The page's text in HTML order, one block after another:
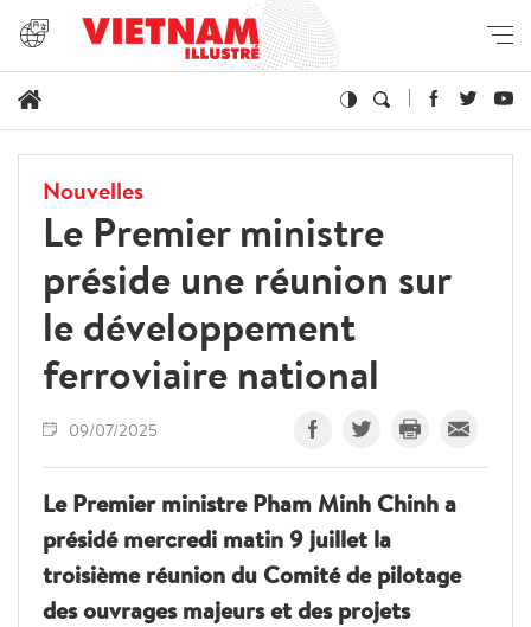
Nouvelles
Le Premier ministre
préside une réunion sur
le développement
ferroviaire national
09/07/2025
Le Premier ministre Pham Minh Chinh a
présidé mercredi matin 9 juillet la
troisième réunion du Comité de pilotage
des ouvrages majeurs et des projets